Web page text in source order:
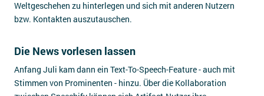
Weltgeschehen zu hinterlegen und sich mit anderen Nutzern
bzw. Kontakten auszutauschen.
Die News vorlesen lassen
Anfang Juli kam dann ein Text-To-Speech-Feature - auch mit
Stimmen von Prominenten - hinzu. Über die Kollaboration